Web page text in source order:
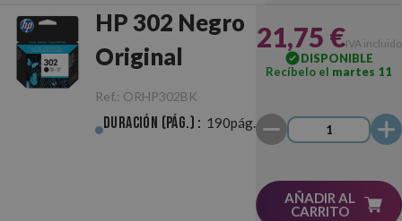
HP 302 Negro
Original
Ref.: ORHP302BK
Duración (pág.) : 190pág.
21,75 €IVA incluido
DISPONIBLE
Recíbelo el martes 11
AÑADIR AL
CARRITO